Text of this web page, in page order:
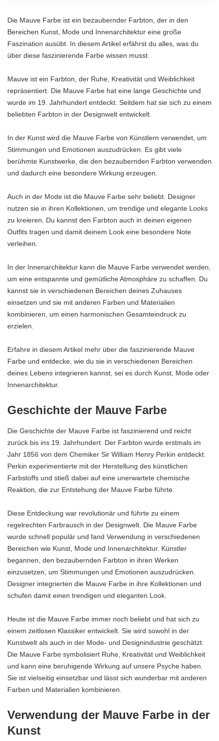
Die Mauve Farbe ist ein bezaubernder Farbton, der in den
Bereichen Kunst, Mode und Innenarchitektur eine große
Faszination ausübt. In diesem Artikel erfährst du alles, was du
über diese faszinierende Farbe wissen musst.
Mauve ist ein Farbton, der Ruhe, Kreativität und Weiblichkeit
repräsentiert. Die Mauve Farbe hat eine lange Geschichte und
wurde im 19. Jahrhundert entdeckt. Seitdem hat sie sich zu einem
beliebten Farbton in der Designwelt entwickelt.
In der Kunst wird die Mauve Farbe von Künstlern verwendet, um
Stimmungen und Emotionen auszudrücken. Es gibt viele
berühmte Kunstwerke, die den bezaubernden Farbton verwenden
und dadurch eine besondere Wirkung erzeugen.
Auch in der Mode ist die Mauve Farbe sehr beliebt. Designer
nutzen sie in ihren Kollektionen, um trendige und elegante Looks
zu kreieren. Du kannst den Farbton auch in deinen eigenen
Outfits tragen und damit deinem Look eine besondere Note
verleihen.
In der Innenarchitektur kann die Mauve Farbe verwendet werden,
um eine entspannte und gemütliche Atmosphäre zu schaffen. Du
kannst sie in verschiedenen Bereichen deines Zuhauses
einsetzen und sie mit anderen Farben und Materialien
kombinieren, um einen harmonischen Gesamteindruck zu
erzielen.
Erfahre in diesem Artikel mehr über die faszinierende Mauve
Farbe und entdecke, wie du sie in verschiedenen Bereichen
deines Lebens integrieren kannst, sei es durch Kunst, Mode oder
Innenarchitektur.
Geschichte der Mauve Farbe
Die Geschichte der Mauve Farbe ist faszinierend und reicht
zurück bis ins 19. Jahrhundert. Der Farbton wurde erstmals im
Jahr 1856 von dem Chemiker Sir William Henry Perkin entdeckt.
Perkin experimentierte mit der Herstellung des künstlichen
Farbstoffs und stieß dabei auf eine unerwartete chemische
Reaktion, die zur Entstehung der Mauve Farbe führte.
Diese Entdeckung war revolutionär und führte zu einem
regelrechten Farbrausch in der Designwelt. Die Mauve Farbe
wurde schnell populär und fand Verwendung in verschiedenen
Bereichen wie Kunst, Mode und Innenarchitektur. Künstler
begannen, den bezaubernden Farbton in ihren Werken
einzusetzen, um Stimmungen und Emotionen auszudrücken.
Designer integrierten die Mauve Farbe in ihre Kollektionen und
schufen damit einen trendigen und eleganten Look.
Heute ist die Mauve Farbe immer noch beliebt und hat sich zu
einem zeitlosen Klassiker entwickelt. Sie wird sowohl in der
Kunstwelt als auch in der Mode- und Designindustrie geschätzt.
Die Mauve Farbe symbolisiert Ruhe, Kreativität und Weiblichkeit
und kann eine beruhigende Wirkung auf unsere Psyche haben.
Sie ist vielseitig einsetzbar und lässt sich wunderbar mit anderen
Farben und Materialien kombinieren.
Verwendung der Mauve Farbe in der
Kunst